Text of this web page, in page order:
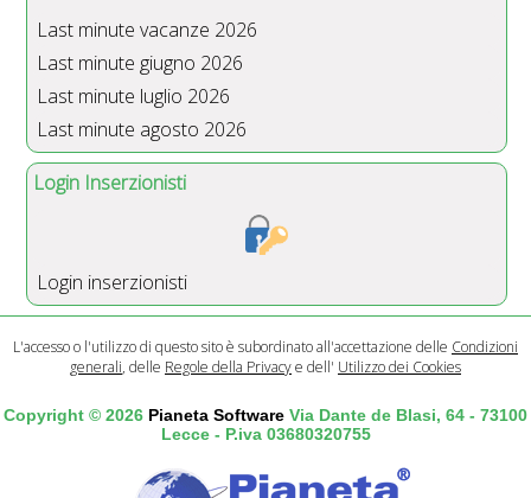
Last minute vacanze 2026
Last minute giugno 2026
Last minute luglio 2026
Last minute agosto 2026
Login Inserzionisti
Login inserzionisti
L'accesso o l'utilizzo di questo sito è subordinato all'accettazione delle Condizioni
generali, delle Regole della Privacye dell' Utilizzo dei Cookies
Copyright © 2026 Pianeta Software Via Dante de Blasi, 64 - 73100
Lecce - P.iva 03680320755